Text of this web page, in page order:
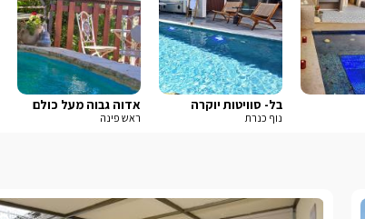
בל- סוויטות יוקרה
נוף כנרת
אדוה גבוה מעל כולם
ראש פינה